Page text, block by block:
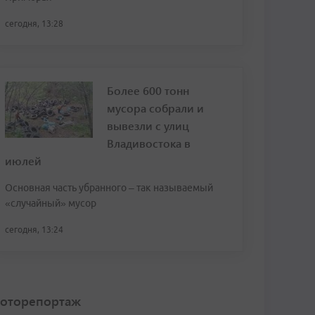
сегодня, 13:28
Более 600 тонн
мусора собрали и
вывезли с улиц
Владивостока в
июлей
Основная часть убранного – так называемый
«случайный» мусор
сегодня, 13:24